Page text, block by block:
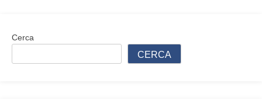
Cerca
CERCA